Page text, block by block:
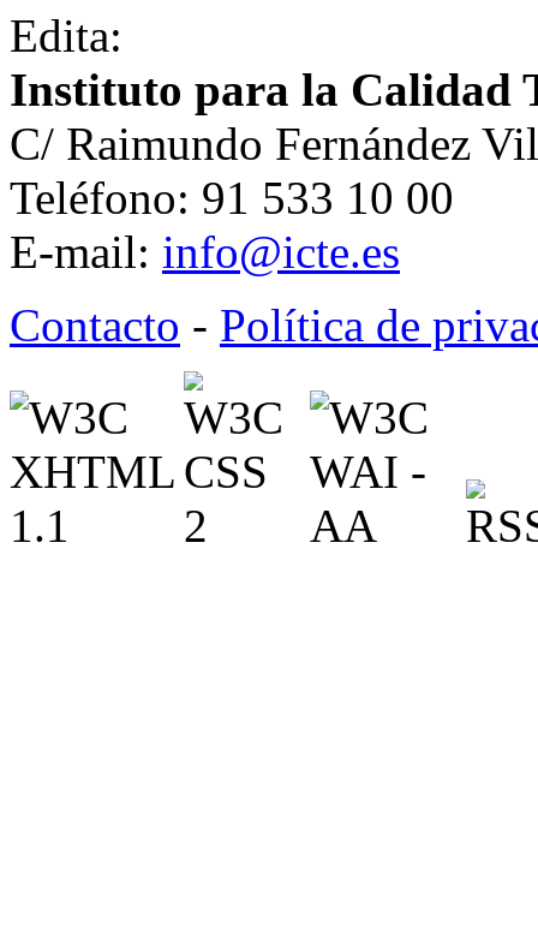
Edita:
Instituto para la Calidad
C/ Raimundo Fernández
Teléfono: 91 533 10 00
E-mail: info@icte.es
Contacto - Política de